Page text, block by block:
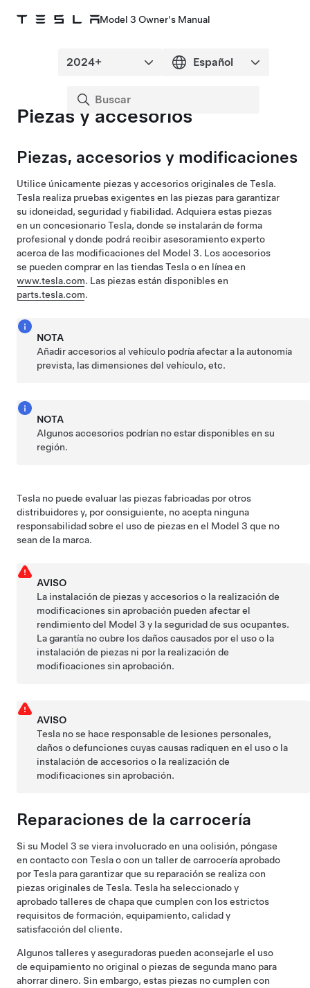
Model 3 Owner's Manual
Piezas y accesorios
Piezas, accesorios y modificaciones
Utilice únicamente piezas y accesorios originales de Tesla.
Tesla realiza pruebas exigentes en las piezas para garantizar
su idoneidad, seguridad y fiabilidad. Adquiera estas piezas
en un concesionario Tesla, donde se instalarán de forma
profesional y donde podrá recibir asesoramiento experto
acerca de las modificaciones del Model 3. Los accesorios
se pueden comprar en las tiendas Tesla o en línea en
www.tesla.com. Las piezas están disponibles en
parts.tesla.com.
NOTA
Añadir accesorios al vehículo podría afectar a la autonomía
prevista, las dimensiones del vehículo, etc.
NOTA
Algunos accesorios podrían no estar disponibles en su
región.
Tesla no puede evaluar las piezas fabricadas por otros
distribuidores y, por consiguiente, no acepta ninguna
responsabilidad sobre el uso de piezas en el Model 3 que no
sean de la marca.
AVISO
La instalación de piezas y accesorios o la realización de
modificaciones sin aprobación pueden afectar el
rendimiento del Model 3 y la seguridad de sus ocupantes.
La garantía no cubre los daños causados por el uso o la
instalación de piezas ni por la realización de
modificaciones sin aprobación.
AVISO
Tesla no se hace responsable de lesiones personales,
daños o defunciones cuyas causas radiquen en el uso o la
instalación de accesorios o la realización de
modificaciones sin aprobación.
Reparaciones de la carrocería
Si su Model 3 se viera involucrado en una colisión, póngase
en contacto con Tesla o con un taller de carrocería aprobado
por Tesla para garantizar que su reparación se realiza con
piezas originales de Tesla. Tesla ha seleccionado y
aprobado talleres de chapa que cumplen con los estrictos
requisitos de formación, equipamiento, calidad y
satisfacción del cliente.
Algunos talleres y aseguradoras pueden aconsejarle el uso
de equipamiento no original o piezas de segunda mano para
ahorrar dinero. Sin embargo, estas piezas no cumplen con